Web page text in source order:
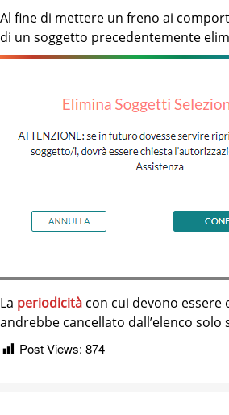
Al fine di mettere un freno ai
di un soggetto precedentemente
La periodicità con cui devono
andrebbe cancellato dall’elenco
Post Views: 874